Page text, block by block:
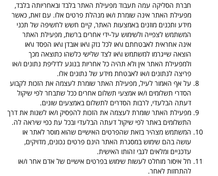
חברת הסליקה עמה תעבוד מפעילת האתר בלבד ובאחריותה בלבד,
מפעילת האתר אינה שומרת ו/או מנהלת פרטים אלו. עם זאת, כאשר
מידע ותכנים מוזנים באמצעות האתר, קיים חשש לחשיפה של תכני
המשתמש לצפייה ולשימוש על-ידי אחרים ברשת, מפעילת האתר
אינה אחראית לאבטחתם ו\או לכל נזק ו\או אובדן ו\או הפסד ו\או
הוצאה שייגרמו למשתמש ו\או לצד שלישי כלשהו כתוצאה מכך
ולמפעילת האתר אין ולא תהיה כל אחריות בנוגע לדליפת נתונים ו/או
פריצה לנתונים ו/או לאבטחת מידע של נתונים אלו.
על אף האמור לעיל, מפעילת האתר שומרת לעצמה את הזכות לקבוע
הסדרי תשלומים ו/או אמצעי תשלום אחרים ככל שתבחר לפי שיקול
דעתה הבלעדי, לרבות הסדרים לתשלום באמצעים שונים.
מפעילת האתר שומרת לעצמה את הזכות להפסיק ו/או לשנות את דרך
התשלומים באתר לפי שיקול דעתה הבלעדי ובכל עת כפי שיראה לה.
המשתמש מצהיר בזאת שהפרטים האישיים שהוא מוסר לאתר או
עושה בהם שימוש במסגרת האתר הינם פרטים נכונים, מדויקים,
עדכניים ומלאים לגבי זהותו האישית.
חל איסור מוחלט לעשות שימוש בפרטים אישיים של אדם אחר ו/או
להתחזות לאחר.